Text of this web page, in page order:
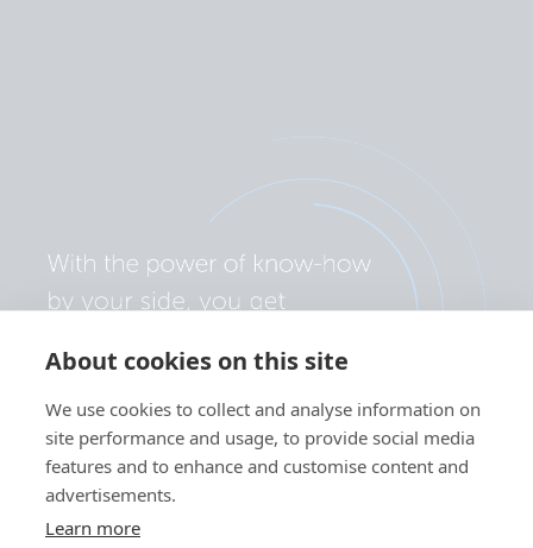
About cookies on this site
We use cookies to collect and analyse information on
site performance and usage, to provide social media
features and to enhance and customise content and
advertisements.
Learn more